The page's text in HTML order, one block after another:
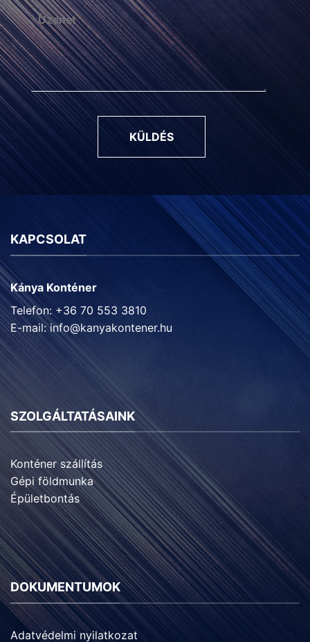
KÜLDÉS
KAPCSOLAT
Kánya Konténer
Telefon: +36 70 553 3810
E-mail:info@kanyakontener.hu
SZOLGÁLTATÁSAINK
Konténer szállítás
Gépi földmunka
Épületbontás
DOKUMENTUMOK
Adatvédelmi nyilatkozat